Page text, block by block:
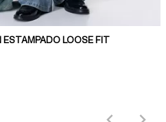
ESTAMPADO LOOSE FIT